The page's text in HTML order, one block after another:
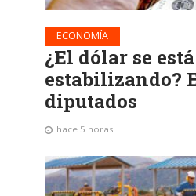
ECONOMÍA
¿El dólar se está
estabilizando?
diputados
hace 5 horas